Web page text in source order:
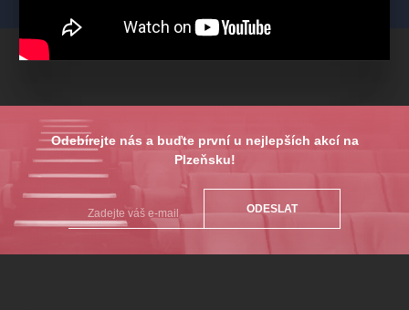
Odebírejte nás a buďte první u nejlepších akcí na
Plzeňsku!
ODESLAT